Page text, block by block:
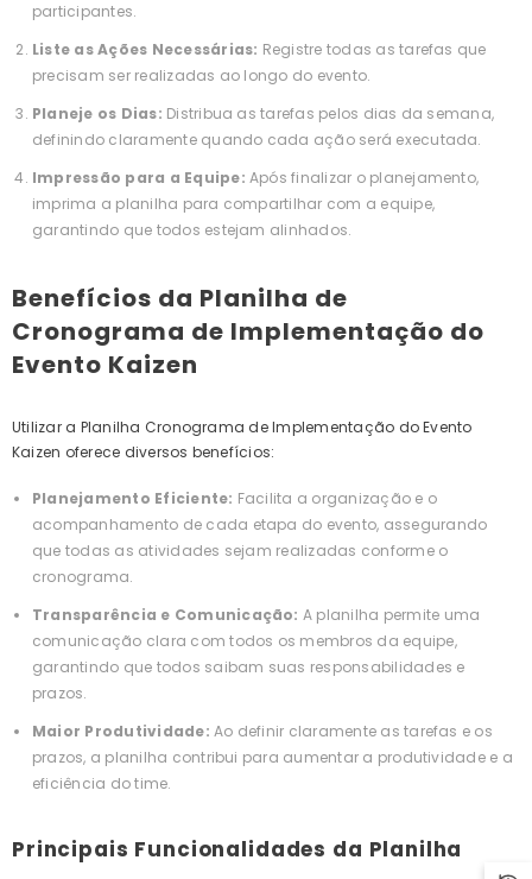
participantes.
Liste as Ações Necessárias: Registre todas as tarefas que
precisam ser realizadas ao longo do evento.
Planeje os Dias: Distribua as tarefas pelos dias da semana,
definindo claramente quando cada ação será executada.
Impressão para a Equipe: Após finalizar o planejamento,
imprima a planilha para compartilhar com a equipe,
garantindo que todos estejam alinhados.
Benefícios da Planilha de
Cronograma de Implementação do
Evento Kaizen
Utilizar a Planilha Cronograma de Implementação do Evento
Kaizen oferece diversos benefícios:
Planejamento Eficiente: Facilita a organização e o
acompanhamento de cada etapa do evento, assegurando
que todas as atividades sejam realizadas conforme o
cronograma.
Transparência e Comunicação: A planilha permite uma
comunicação clara com todos os membros da equipe,
garantindo que todos saibam suas responsabilidades e
prazos.
Maior Produtividade: Ao definir claramente as tarefas e os
prazos, a planilha contribui para aumentar a produtividade e a
eficiência do time.
Principais Funcionalidades da Planilha